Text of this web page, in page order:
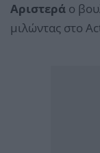
Αριστερά ο
μιλώντας στο